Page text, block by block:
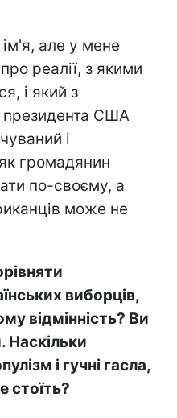
але у мене
реалії, з якими
і який з
президента США
і
громадянин
по-своєму, а
може не
виборців,
відмінність? Ви
Наскільки
і гучні гасла,
стоїть?